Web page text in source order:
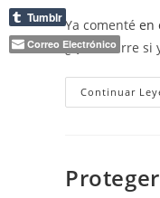
la
entrada:
Ya comenté en
¿Qué ocurre si
Continuar
Tumblr
Correo Electrónico